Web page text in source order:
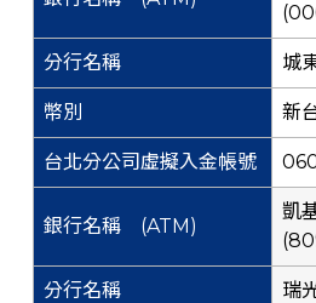
城
新
凱
瑞